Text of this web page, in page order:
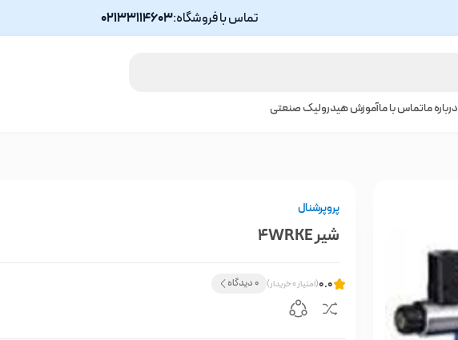
تماس با فروشگاه:02133114603
درباره ماتماس با ماآموزش هیدرولیک صنعتی
پروپرشنال
شیر 4WRKE
0.0(امتیاز 0 خریدار) 0 دیدگاه